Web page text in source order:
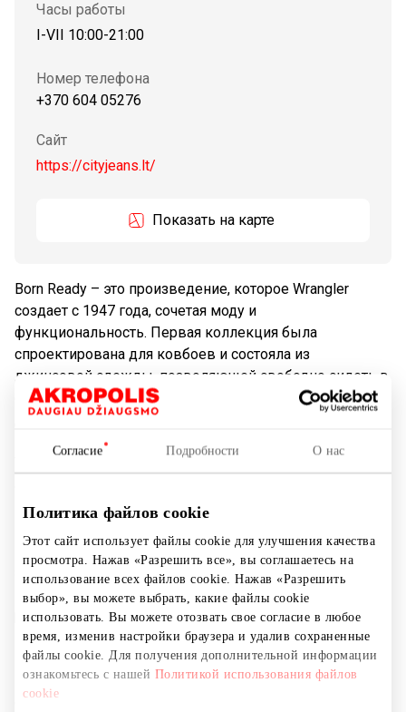
Согласие Подробности О нас
Политика файлов cookie
Этот сайт использует файлы cookie для улучшения качества
просмотра. Нажав «Разрешить все», вы соглашаетесь на
использование всех файлов cookie. Нажав «Разрешить
выбор», вы можете выбрать, какие файлы cookie
использовать. Вы можете отозвать свое согласие в любое
время, изменив настройки браузера и удалив сохраненные
файлы cookie. Для получения дополнительной информации
ознакомьтесь с нашей Политикой использования файлов
cookie
Часы работы
I-VII 10:00-21:00
Номер телефона
+370 604 05276
Сайт
https://cityjeans.lt/
Показать на карте
Born Ready – это произведение, которое Wrangler
создает с 1947 года, сочетая моду и
функциональность. Первая коллекция была
спроектирована для ковбоев и состояла из
джинсовой одежды, позволяющей свободно сидеть в
седле. Сегодня Wrangler является производителем
джинсовой одежды, создающим новые решения для
ваших любимых джинсов. Носите одежду марки
Wrangler и будьте готовы ко всему. Lee – это ведущий
многих лет славящийся многочисленными
первый комбинезон в 1911 году, изобрел джинсы,
застегивающиеся на молнию,а также первую в
истории облегающую джинсовую куртку. Ручная
работа и высокое качество являются стандартами
марки с 1889 года, когда Генри Дэвид Ли (основатель)
провозгласил эти ценности основополагающими для
марки Lee. Последние 125 лет Lee является
синонимом мастерства и качества, гарантией